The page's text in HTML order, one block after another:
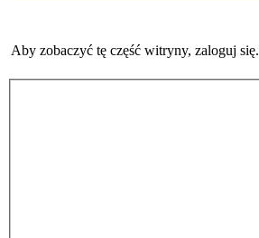
Aby zobaczyć tę część witryny, zaloguj się.